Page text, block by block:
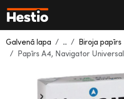
Galvenā lapa ..
Biroja papīrs
Papīrs A4, Navigator Universal